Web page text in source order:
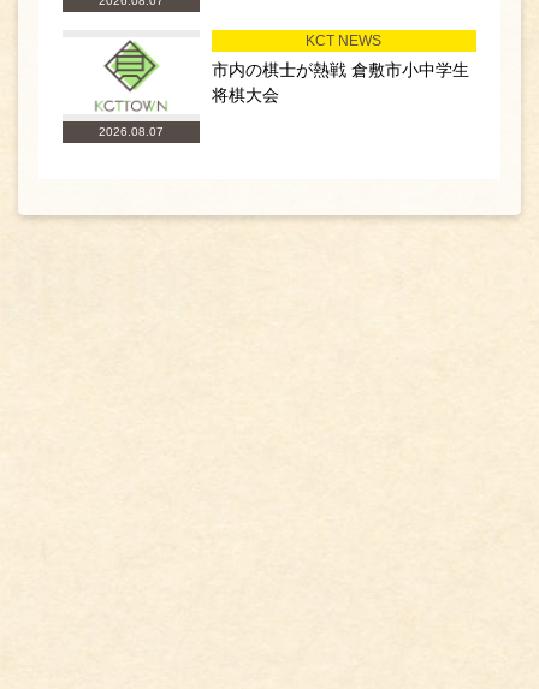
2026.08.07
KCT NEWS
市内の棋士が熱戦 倉敷市小中学生
将棋大会